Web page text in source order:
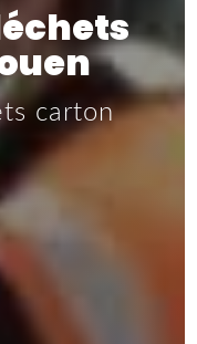
carton